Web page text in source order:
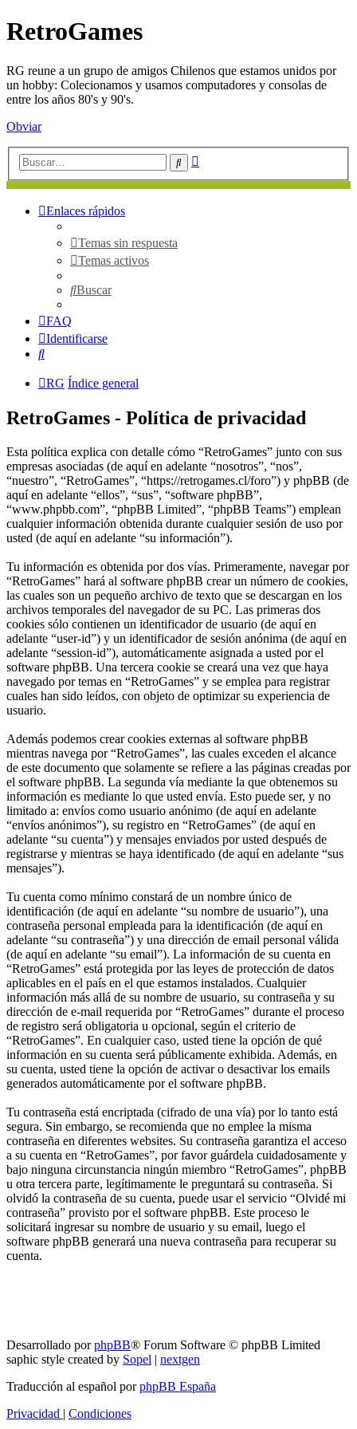
RetroGames
RG reune a un grupo de amigos Chilenos que estamos unidos por
un hobby: Colecionamos y usamos computadores y consolas de
entre los años 80's y 90's.
Obviar
Buscar
Enlaces rápidos
Temas sin respuesta
Temas activos
Buscar
FAQ
Identificarse
Buscar
RG Índice general
RetroGames - Política de privacidad
Esta política explica con detalle cómo “RetroGames” junto con sus
empresas asociadas (de aquí en adelante “nosotros”, “nos”,
“nuestro”, “RetroGames”, “https://retrogames.cl/foro”) y phpBB (de
aquí en adelante “ellos”, “sus”, “software phpBB”,
“www.phpbb.com”, “phpBB Limited”, “phpBB Teams”) emplean
cualquier información obtenida durante cualquier sesión de uso por
usted (de aquí en adelante “su información”).
Tu información es obtenida por dos vías. Primeramente, navegar por
“RetroGames” hará al software phpBB crear un número de cookies,
las cuales son un pequeño archivo de texto que se descargan en los
archivos temporales del navegador de su PC. Las primeras dos
cookies sólo contienen un identificador de usuario (de aquí en
adelante “user-id”) y un identificador de sesión anónima (de aquí en
adelante “session-id”), automáticamente asignada a usted por el
software phpBB. Una tercera cookie se creará una vez que haya
navegado por temas en “RetroGames” y se emplea para registrar
cuales han sido leídos, con objeto de optimizar su experiencia de
usuario.
Además podemos crear cookies externas al software phpBB
mientras navega por “RetroGames”, las cuales exceden el alcance
de este documento que solamente se refiere a las páginas creadas por
el software phpBB. La segunda vía mediante la que obtenemos su
información es mediante lo que usted envía. Esto puede ser, y no
limitado a: envíos como usuario anónimo (de aquí en adelante
“envíos anónimos”), su registro en “RetroGames” (de aquí en
adelante “su cuenta”) y mensajes enviados por usted después de
registrarse y mientras se haya identificado (de aquí en adelante “sus
mensajes”).
Tu cuenta como mínimo constará de un nombre único de
identificación (de aquí en adelante “su nombre de usuario”), una
contraseña personal empleada para la identificación (de aquí en
adelante “su contraseña”) y una dirección de email personal válida
(de aquí en adelante “su email”). La información de su cuenta en
“RetroGames” está protegida por las leyes de protección de datos
aplicables en el país en el que estamos instalados. Cualquier
información más allá de su nombre de usuario, su contraseña y su
dirección de e-mail requerida por “RetroGames” durante el proceso
de registro será obligatoria u opcional, según el criterio de
“RetroGames”. En cualquier caso, usted tiene la opción de qué
información en su cuenta será públicamente exhibida. Además, en
su cuenta, usted tiene la opción de activar o desactivar los emails
generados automáticamente por el software phpBB.
Tu contraseña está encriptada (cifrado de una vía) por lo tanto está
segura. Sin embargo, se recomienda que no emplee la misma
contraseña en diferentes websites. Su contraseña garantiza el acceso
a su cuenta en “RetroGames”, por favor guárdela cuidadosamente y
bajo ninguna circunstancia ningún miembro “RetroGames”, phpBB
u otra tercera parte, legítimamente le preguntará su contraseña. Si
olvidó la contraseña de su cuenta, puede usar el servicio “Olvidé mi
contraseña” provisto por el software phpBB. Este proceso le
solicitará ingresar su nombre de usuario y su email, luego el
software phpBB generará una nueva contraseña para recuperar su
cuenta.
Desarrollado porphpBB® Forum Software © phpBB Limited
saphic style created by Sopel | nextgen
Traducción al español porphpBB España
Privacidad | Condiciones